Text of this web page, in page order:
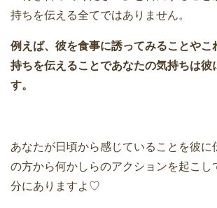
持ちを伝える全てではありません。
例えば、彼を食事に誘ってみることやこ
持ちを伝えることであなたの気持ちは彼
す。
あなたが日頃から感じていることを彼に
の方から何かしらのアクションを起こし
分にありますよ♡